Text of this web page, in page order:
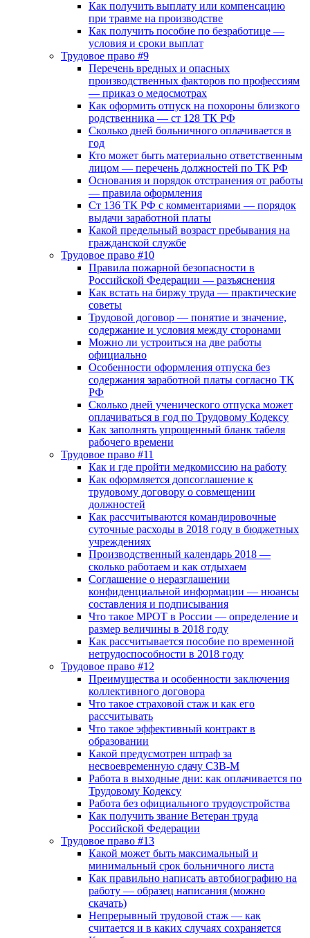
Как получить выплату или компенсацию
при травме на производстве
Как получить пособие по безработице —
условия и сроки выплат
Трудовое право #9
Перечень вредных и опасных
производственных факторов по профессиям
— приказ о медосмотрах
Как оформить отпуск на похороны близкого
родственника — ст 128 ТК РФ
Сколько дней больничного оплачивается в
год
Кто может быть материально ответственным
лицом — перечень должностей по ТК РФ
Основания и порядок отстранения от работы
— правила оформления
Ст 136 ТК РФ с комментариями — порядок
выдачи заработной платы
Какой предельный возраст пребывания на
гражданской службе
Трудовое право #10
Правила пожарной безопасности в
Российской Федерации — разъяснения
Как встать на биржу труда — практические
советы
Трудовой договор — понятие и значение,
содержание и условия между сторонами
Можно ли устроиться на две работы
официально
Особенности оформления отпуска без
содержания заработной платы согласно ТК
РФ
Сколько дней ученического отпуска может
оплачиваться в год по Трудовому Кодексу
Как заполнять упрощенный бланк табеля
рабочего времени
Трудовое право #11
Как и где пройти медкомиссию на работу
Как оформляется допсоглашение к
трудовому договору о совмещении
должностей
Как рассчитываются командировочные
суточные расходы в 2018 году в бюджетных
учреждениях
Производственный календарь 2018 —
сколько работаем и как отдыхаем
Соглашение о неразглашении
конфиденциальной информации — нюансы
составления и подписывания
Что такое МРОТ в России — определение и
размер величины в 2018 году
Как рассчитывается пособие по временной
нетрудоспособности в 2018 году
Трудовое право #12
Преимущества и особенности заключения
коллективного договора
Что такое страховой стаж и как его
рассчитывать
Что такое эффективный контракт в
образовании
Какой предусмотрен штраф за
несвоевременную сдачу СЗВ-М
Работа в выходные дни: как оплачивается по
Трудовому Кодексу
Работа без официального трудоустройства
Как получить звание Ветеран труда
Российской Федерации
Трудовое право #13
Какой может быть максимальный и
минимальный срок больничного листа
Как правильно написать автобиографию на
работу — образец написания (можно
скачать)
Непрерывный трудовой стаж — как
считается и в каких случаях сохраняется